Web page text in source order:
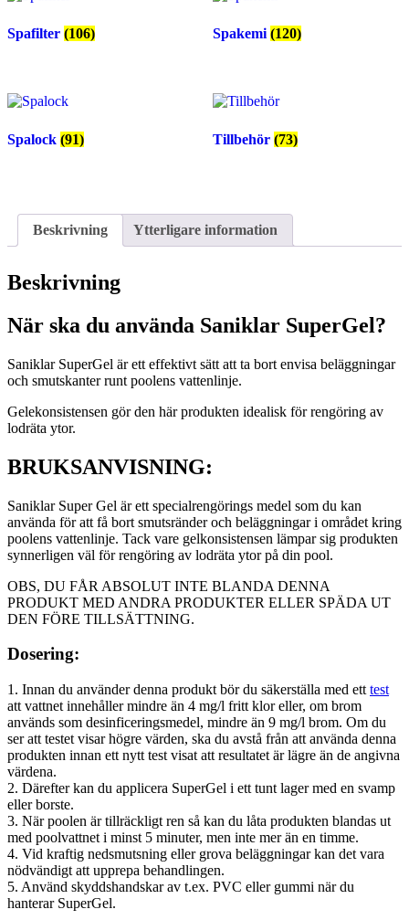
Spafilter (106) Spakemi (120)
Spalock (91) Tillbehör (73)
Beskrivning Ytterligare information
Beskrivning
När ska du använda Saniklar SuperGel?
Saniklar SuperGel är ett effektivt sätt att ta bort envisa beläggningar
och smutskanter runt poolens vattenlinje.
Gelekonsistensen gör den här produkten idealisk för rengöring av
lodräta ytor.
BRUKSANVISNING:
Saniklar Super Gel är ett specialrengörings medel som du kan
använda för att få bort smutsränder och beläggningar i området kring
poolens vattenlinje. Tack vare gelkonsistensen lämpar sig produkten
synnerligen väl för rengöring av lodräta ytor på din pool.
OBS, DU FÅR ABSOLUT INTE BLANDA DENNA
PRODUKT MED ANDRA PRODUKTER ELLER SPÄDA UT
DEN FÖRE TILLSÄTTNING.
Dosering:
1. Innan du använder denna produkt bör du säkerställa med ett test
att vattnet innehåller mindre än 4 mg/l fritt klor eller, om brom
används som desinficeringsmedel, mindre än 9 mg/l brom. Om du
ser att testet visar högre värden, ska du avstå från att använda denna
produkten innan ett nytt test visat att resultatet är lägre än de angivna
värdena.
2. Därefter kan du applicera SuperGel i ett tunt lager med en svamp
eller borste.
3. När poolen är tillräckligt ren så kan du låta produkten blandas ut
med poolvattnet i minst 5 minuter, men inte mer än en timme.
4. Vid kraftig nedsmutsning eller grova beläggningar kan det vara
nödvändigt att upprepa behandlingen.
5. Använd skyddshandskar av t.ex. PVC eller gummi när du
hanterar SuperGel.